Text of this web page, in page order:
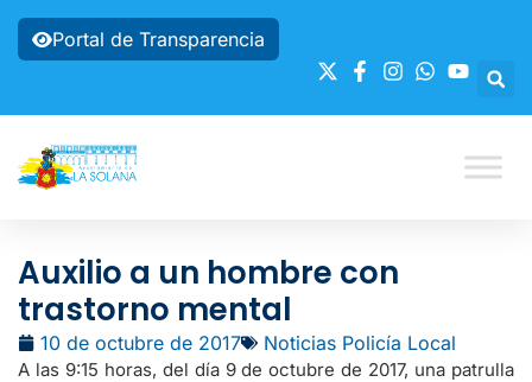
Portal de Transparencia
Auxilio a un hombre con
trastorno mental
10 de octubre de 2017 Noticias Policía Local
A las 9:15 horas, del día 9 de octubre de 2017, una patrulla